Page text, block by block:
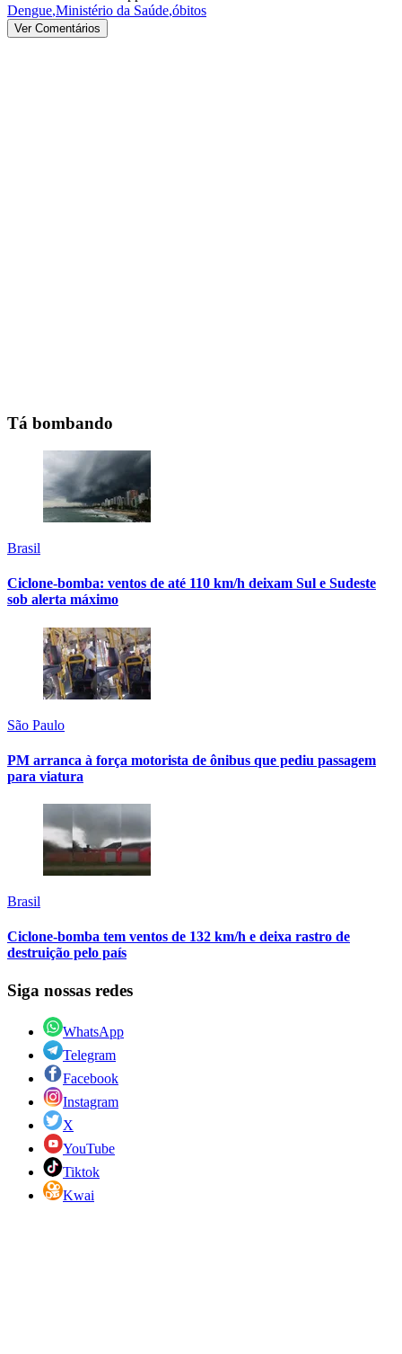
Dengue,Ministério da Saúde,óbitos
Ver Comentários
Tá bombando
Brasil
Ciclone-bomba: ventos de até 110 km/h deixam Sul e Sudeste
sob alerta máximo
São Paulo
PM arranca à força motorista de ônibus que pediu passagem
para viatura
Brasil
Ciclone-bomba tem ventos de 132 km/h e deixa rastro de
destruição pelo país
Siga nossas redes
WhatsApp
Telegram
Facebook
Instagram
X
YouTube
Tiktok
Kwai